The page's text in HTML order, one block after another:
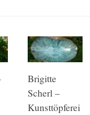
Brigitte
Scherl –
Kunsttöpferei